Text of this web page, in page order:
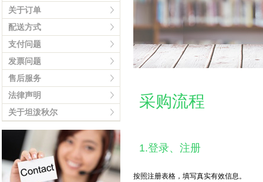
关于订单
配送方式
支付问题
发票问题
售后服务
法律声明
关于坦泼秋尔
采购流程
1.登录、注册
按照注册表格，填写真实有效信息。